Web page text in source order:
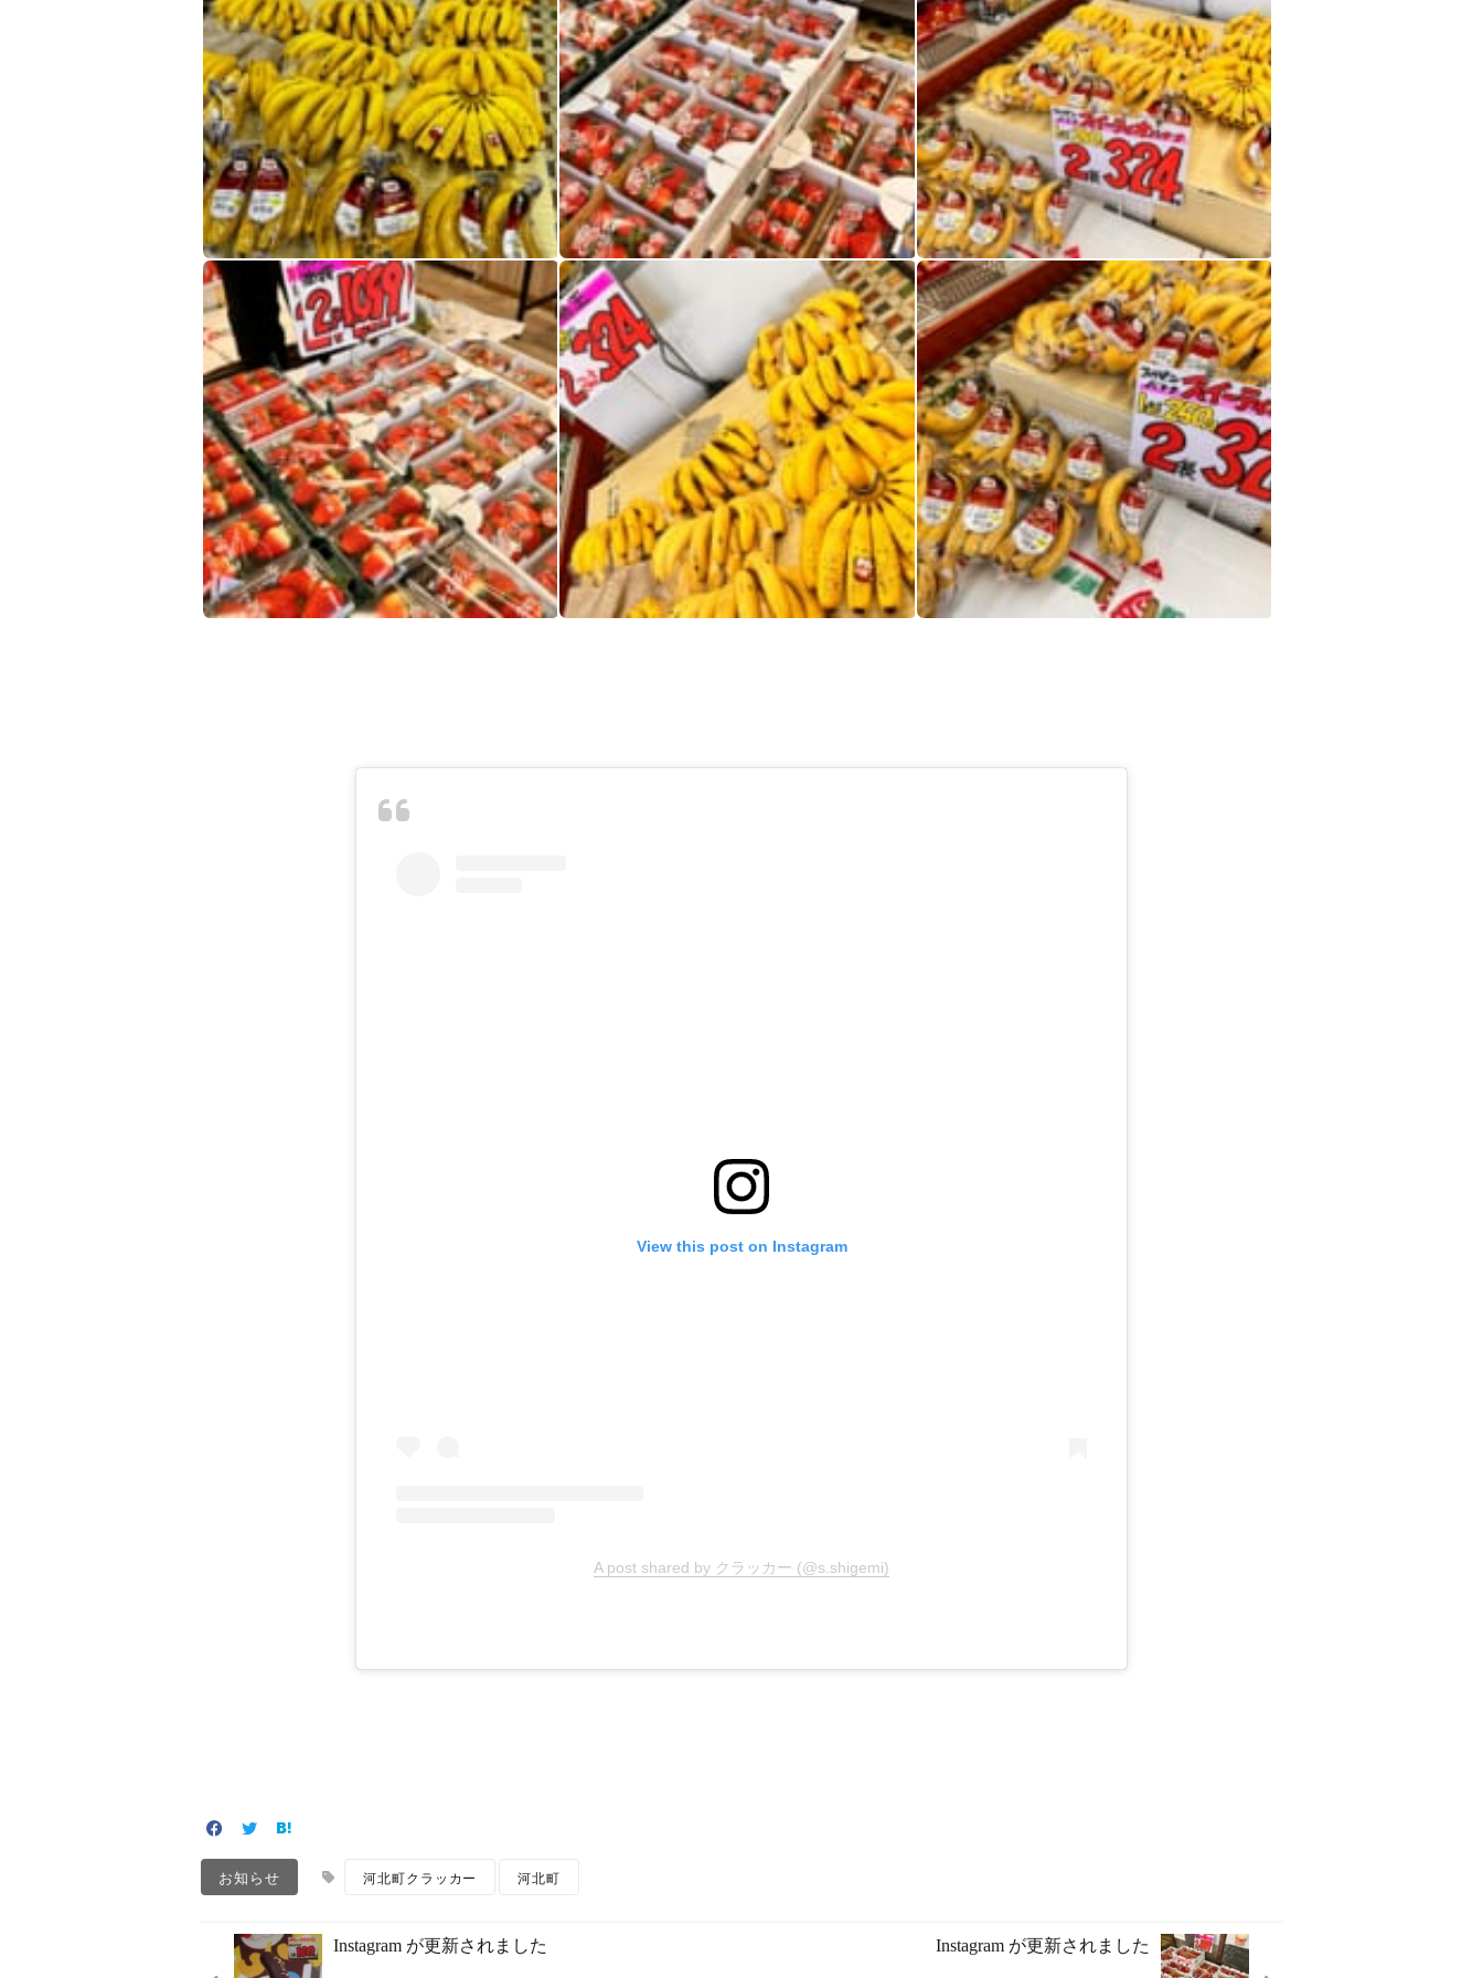
イチゴもバナナも 食べきれますか？ イチゴもバナナも 食べきれますか？
View this post on Instagram
A post shared by クラッカー (@s.shigemi)
お知らせ 河北町クラッカー 河北町
Instagram が更新されました Instagram が更新されました